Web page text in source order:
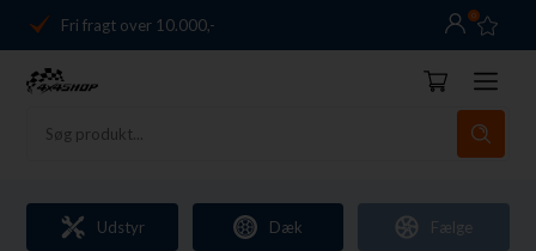
Fri fragt over 10.000,-
Danmarks førende
14 dages returret
Fri fragt over 10.000,-
0
Udstyr Dæk Fælge